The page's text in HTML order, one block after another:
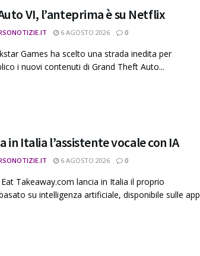
VI, l’anteprima è su Netflix
6 AGOSTO 2026 0
Games ha scelto una strada inedita per
i nuovi contenuti di Grand Theft Auto...
in Italia l’assistente vocale con IA
6 AGOSTO 2026 0
Takeaway.com lancia in Italia il proprio
su intelligenza artificiale, disponibile sulle app